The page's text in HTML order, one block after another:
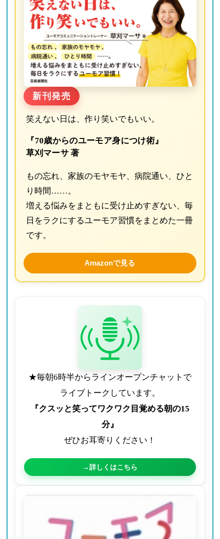
新刊発売
笑えない日は、作り笑いでもいい。
『70歳からのユーモア身につけ術』
草刈マーサ 著
もの忘れ、家族のモヤモヤ、病院通い、ひと
り時間……。
増える悩みをまともに受け止めすぎない、毎
日をラクにするユーモア習慣をまとめた一冊
です。
Amazonで見る
★毎朝6時半からラインオープンチャットで
ライブトークしています。
『クスッと笑ってワクワク目覚める朝の15
分』
ぜひお耳寄りください！
→詳しくはこちら